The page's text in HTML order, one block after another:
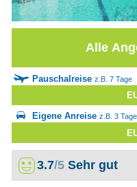
Alle
Pauschalreise z.B. 7 Tage
Eigene Anreise z.B. 3 Tage
3.7/5 Sehr gut